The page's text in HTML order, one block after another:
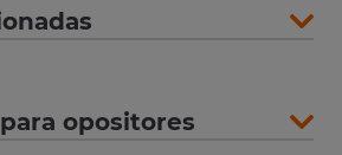
opositores